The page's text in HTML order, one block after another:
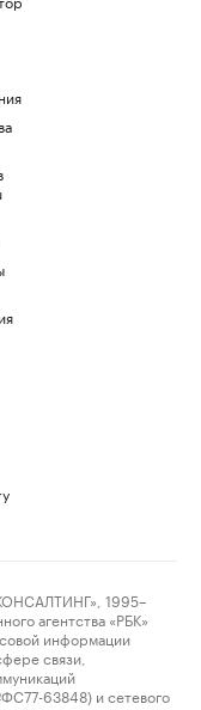
1995–
агентства «РБК»
информации
связи,
63848) и сетевого